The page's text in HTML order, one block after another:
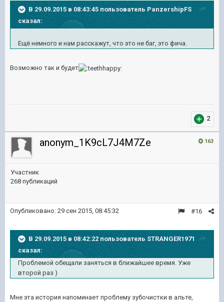
В 29.09.2015 в 08:43:45 пользователь PanzershipFS
сказал:
Ещё немного и нам расскажут, что это не баг, это фича.
Возможно так и будет
2
163
anonym_1K9cL7J4M7Ze
Участник
268 публикаций
#16
Опубликовано: 29 сен 2015, 08:45:32
В 29.09.2015 в 08:42:22 пользователь STRANGER1971
сказал:
Проблемой обещали заняться в ближайшее время. Уже
второй раз )
Мне эта история напоминает проблему зубочистки в альте,